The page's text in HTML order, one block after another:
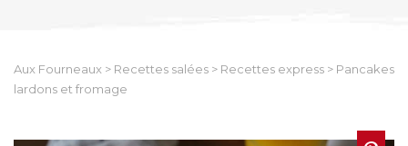
Aux Fourneaux > Recettes salées > Recettes express > Pancakes
lardons et fromage